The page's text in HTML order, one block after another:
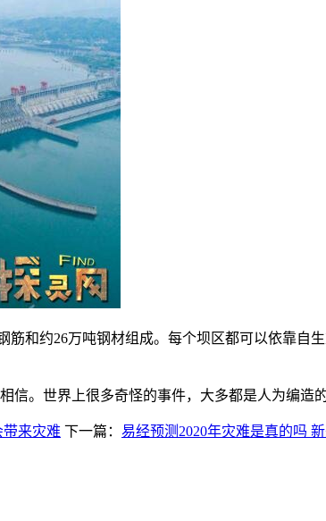
筋和约26万吨钢材组成。每个坝区都可以依靠
信。世界上很多奇怪的事件，大多都是人为编造
带来灾难 下一篇： 易经预测2020年灾难是真的吗